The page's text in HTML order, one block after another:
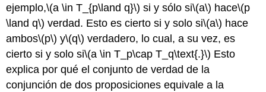
ejemplo,\(a \in T_{p\land q}\) si y sólo si\(a\) hace\(p
\land q\) verdad. Esto es cierto si y solo si\(a\) hace
ambos\(p\) y\(q\) verdadero, lo cual, a su vez, es
cierto si y solo si\(a \in T_p\cap T_q\text{.}\) Esto
explica por qué el conjunto de verdad de la
conjunción de dos proposiciones equivale a la